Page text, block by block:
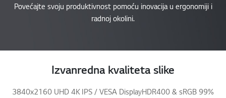
Povećajte svoju produktivnost pomoću inovacija u ergonomiji i
radnoj okolini.
Izvanredna kvaliteta slike
3840x2160 UHD 4K IPS / VESA DisplayHDR400 & sRGB 99%